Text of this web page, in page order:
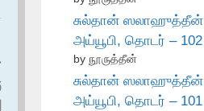
சுல்தான் ஸலாஹுத்தீன்
அய்யூபி, தொடர் – 102
by நூருத்தீன்
சுல்தான் ஸலாஹுத்தீன்
அய்யூபி, தொடர் – 101